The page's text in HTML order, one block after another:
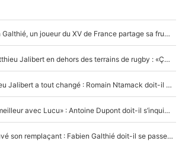
Mis de côté par Fabien Galthié, un joueur du XV de France partage sa frustration : «ils ne me l’ont pas dit tout de suite»
La raison d'être de Matthieu Jalibert en dehors des terrains de rugby : «Ça m'atteint autant que si tu touches à un membre de ma famille»
XV de France - Matthieu Jalibert a tout changé : Romain Ntamack doit-il s’inquiéter pour sa place à un an de la Coupe du monde ?
«Le XV de France est meilleur avec Lucu» : Antoine Dupont doit-il s’inquiéter pour sa place ?
Le XV de France a trouvé son remplaçant : Fabien Galthié doit-il se passer d'Antoine Dupont ?